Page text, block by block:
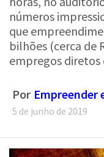
que
bilhões (cerca de
empregos
5 de junho de 2019